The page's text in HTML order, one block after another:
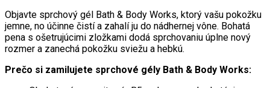
Objavte sprchový gél Bath & Body Works, ktorý vašu pokožku
jemne, no účinne čistí a zahalí ju do nádhernej vône. Bohatá
pena s ošetrujúcimi zložkami dodá sprchovaniu úplne nový
rozmer a zanechá pokožku sviežu a hebkú.
Prečo si zamilujete sprchové gély Bath & Body Works: